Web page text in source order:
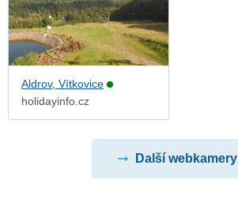
Aldrov, Vítkovice
holidayinfo.cz
Další webkamery